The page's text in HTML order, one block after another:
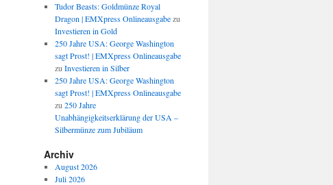
Tudor Beasts: Goldmünze Royal
Dragon | EMXpress Onlineausgabezu
Investieren in Gold
250 Jahre USA: George Washington
sagt Prost! | EMXpress Onlineausgabe
zu Investieren in Silber
250 Jahre USA: George Washington
sagt Prost! | EMXpress Onlineausgabe
zu 250 Jahre
Unabhängigkeitserklärung der USA –
Silbermünze zum Jubiläum
Archiv
August 2026
Juli 2026